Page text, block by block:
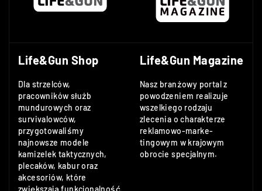
Life&Gun Shop
Dla strzelców,
pracowników służb
mundurowych oraz
survivalowców,
przygotowaliśmy
najnowsze modele
kamizelek taktycznych,
plecaków, kabur oraz
akcesoriów, które
zwiększają funkcjonalność
Life&Gun Magazine
Nasz branżowy portal z
powodzeniem realizuje
wszelkiego rodzaju
zlecenia o charakterze
reklamowo-marke-
tingowym w krajowym
obrocie specjalnym.